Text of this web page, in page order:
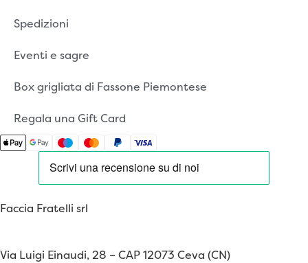
Spedizioni
Eventi e sagre
Box grigliata di Fassone Piemontese
Regala una Gift Card
Faccia Fratelli srl
Via Luigi Einaudi, 28 – CAP 12073 Ceva (CN)